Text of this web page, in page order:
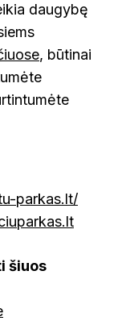
daugybę
, būtinai
parkas.lt/
šiuos